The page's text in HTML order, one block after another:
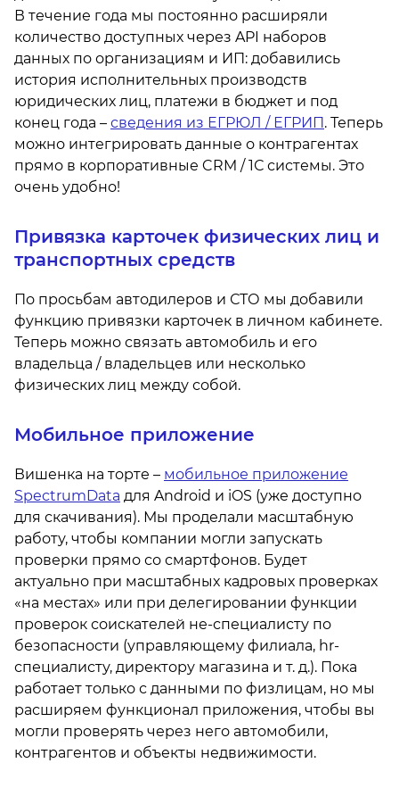
В течение года мы постоянно расширяли
количество доступных через API наборов
данных по организациям и ИП: добавились
история исполнительных производств
юридических лиц, платежи в бюджет и под
конец года – сведения из ЕГРЮЛ / ЕГРИП. Теперь
можно интегрировать данные о контрагентах
прямо в корпоративные CRM / 1С системы. Это
очень удобно!
Привязка карточек физических лиц и
транспортных средств
По просьбам автодилеров и СТО мы добавили
функцию привязки карточек в личном кабинете.
Теперь можно связать автомобиль и его
владельца / владельцев или несколько
физических лиц между собой.
Мобильное приложение
Вишенка на торте – мобильное приложение
SpectrumData для Android и iOS (уже доступно
для скачивания). Мы проделали масштабную
работу, чтобы компании могли запускать
проверки прямо со смартфонов. Будет
актуально при масштабных кадровых проверках
«на местах» или при делегировании функции
проверок соискателей не-специалисту по
безопасности (управляющему филиала, hr-
специалисту, директору магазина и т. д.). Пока
работает только с данными по физлицам, но мы
расширяем функционал приложения, чтобы вы
могли проверять через него автомобили,
контрагентов и объекты недвижимости.